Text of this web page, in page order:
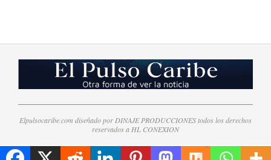
Elpulsocaribe.com diseñado por DINAJE PRODUCCIONES todos los derechos
reservados a HL CONEXION